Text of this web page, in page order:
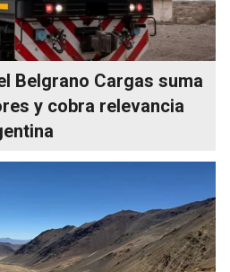
Belgrano Cargas suma
y cobra relevancia